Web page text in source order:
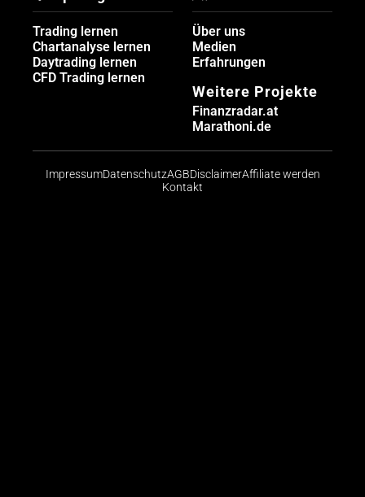
Trading lernen
Chartanalyse lernen
Daytrading lernen
CFD Trading lernen
Über uns
Medien
Erfahrungen
Weitere Projekte
Finanzradar.at
Marathoni.de
ImpressumDatenschutzAGBDisclaimerAffiliate werden
Kontakt